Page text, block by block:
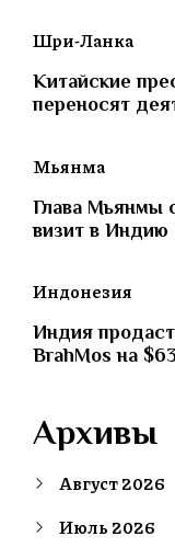
Шри-Ланка
Китайские
переносят
Мьянма
Глава Мьянмы
визит в Индию
Индонезия
Индия
BrahMos на
Архивы
Август 2026
Июль 2026